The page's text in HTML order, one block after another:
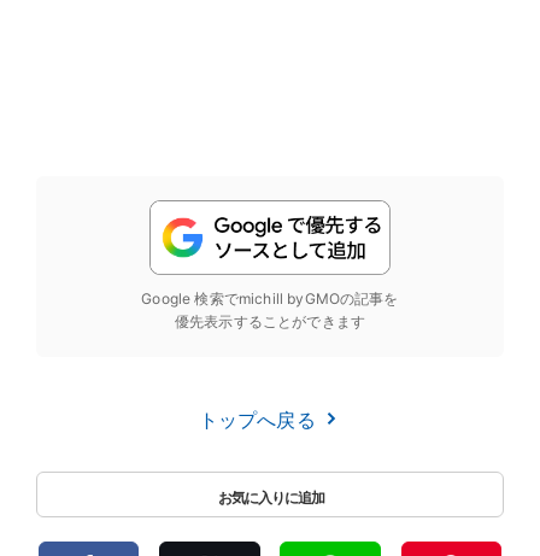
Google 検索でmichill byGMOの記事を
優先表示することができます
トップへ戻る